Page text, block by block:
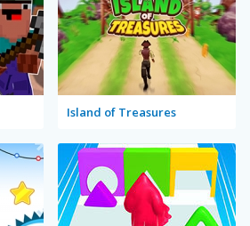
Island of Treasures